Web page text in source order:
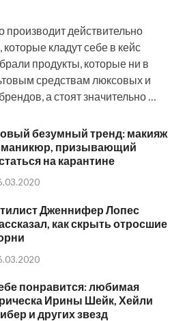
производит действительно
кладут себе в кейс
продукты, которые ни в
средствам люксовых и
а стоят значительно …
безумный тренд: макияж
маникюр, призывающий
на карантине
Дженнифер Лопес
как скрыть отросшие
понравится: любимая
Ирины Шейк, Хейли
и других звезд